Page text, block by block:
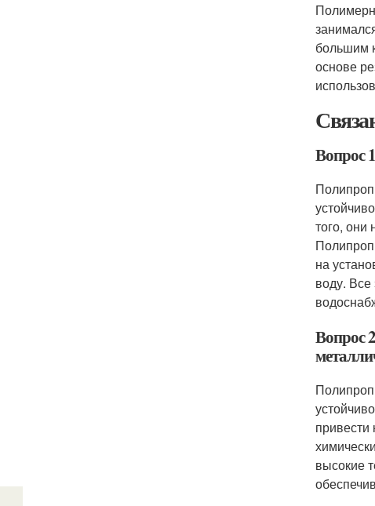
большим
основе
Вопрос
того, они
на
воду.
Вопрос
высокие